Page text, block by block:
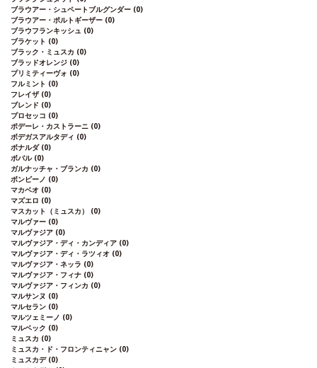
ブラウアー・シュペートブルグンダー (0)
ブラウアー・ポルトギーザー (0)
ブラウフランキッシュ (0)
ブラケット (0)
ブラック・ミュスカ (0)
ブラッドオレンジ (0)
プリミティーヴォ (0)
フルミント (0)
フレイザ (0)
ブレンド (0)
プロセッコ (0)
ポデーレ・カストラーニ (0)
ボデガスアルタディ (0)
ボナルダ (0)
ボバル (0)
ガルナッチャ・ブランカ (0)
ボンビーノ (0)
マカベオ (0)
マズエロ (0)
マスカット（ミュスカ） (0)
マルヴァー (0)
マルヴァジア (0)
マルヴァジア・ディ・カンディア (0)
マルヴァジア・ディ・ラツィオ (0)
マルヴァジア・ネッラ (0)
マルヴァジア・フィナ (0)
マルヴァジア・フィンカ (0)
マルサンヌ (0)
マルセラン (0)
マルツェミーノ (0)
マルベック (0)
ミュスカ (0)
ミュスカ・ド・フロンティニャン (0)
ミュスカデ (0)